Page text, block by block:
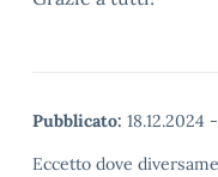
Pubblicato: 18.12.2024 -
Eccetto dove